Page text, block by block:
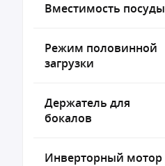
Вместимость посуды
Режим половинной
загрузки
Держатель для
бокалов
Инверторный мотор